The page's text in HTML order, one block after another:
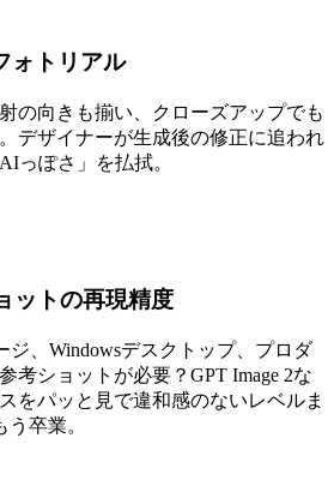
ォトリアル
の向きも揃い、クローズアップでも
デザイナーが生成後の修正に追われ
っぽさ」を払拭。
ットの再現精度
ジ、Windowsデスクトップ、プロダ
考ショットが必要？GPT Image 2な
をパッと見で違和感のないレベルま
卒業。